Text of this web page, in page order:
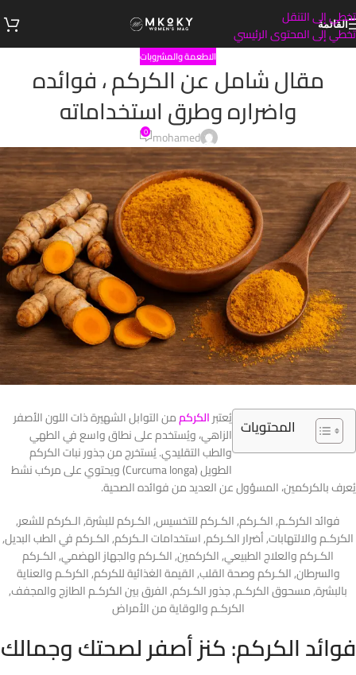
تخطي إلى التنقل
تخطي إلى المحتوى الرئيسي
القائمة
الاطعمة والمشروبات
مقال شامل عن الكركم ، فوائده
واضراره وطرق استخداماته
mohamed
0
المحتويات يُعتبرالكركممن التوابل الشهيرة ذات اللون الأصفر
الزاهي، ويُستخدم على نطاق واسع في الطهي
والطب التقليدي.يُستخرج من جذور نبات الكركم
الطويل (Curcuma longa) ويحتوي على مركب نشط
يُعرف بالكركمين، المسؤول عن العديد من فوائده الصحية.
فوائد الكركـم, الكـركم, الكـركم للتخسيس, الكـركم للبشرة, الـكركم للشعر,
الكركـم والالتهابات, أضرار الكـركم, استخدامات الـكركم, الكـركم في الطب البديل,
الكـركم والعلاج الطبيعي, الكركمين, الكـركم والجهاز الهضمي, الكـركم
والسرطان, الكـركم وصحة القلب, القيمة الغذائية للكركم, الكركـم والعناية
بالبشرة, مسحوق الكركـم, جذور الكـركم, الفرق بين الكركـم الطازج والمجفف,
الكركـم والوقاية من الأمراض
فوائد الكركم: كنز أصفر لصحتك وجمالك